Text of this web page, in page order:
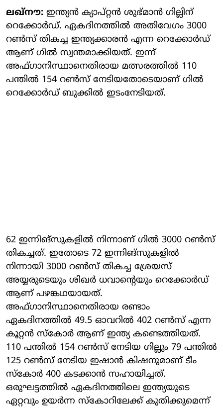
ലഖ്‌നൗ: ഇന്ത്യന്‍ ക്യാപ്റ്റന്‍ ശുഭ്മാന്‍ ഗില്ലിന്
റെക്കോര്‍ഡ്. ഏകദിനത്തില്‍ അതിവേഗം 3000
റണ്‍സ് തികച്ച ഇന്ത്യക്കാരന്‍ എന്ന റെക്കോര്‍ഡ്
ആണ് ഗില്‍ സ്വന്തമാക്കിയത്. ഇന്ന്
അഫ്ഗാനിസ്ഥാനെതിരായ മത്സരത്തില്‍ 110
പന്തില്‍ 154 റണ്‍സ് നേടിയതോടെയാണ് ഗില്‍
റെക്കോര്‍ഡ് ബുക്കില്‍ ഇടംനേടിയത്.
62 ഇന്നിങ്‌സുകളില്‍ നിന്നാണ് ഗില്‍ 3000 റണ്‍സ്
തികച്ചത്. ഇതോടെ 72 ഇന്നിങ്‌സുകളില്‍
നിന്നായി 3000 റണ്‍സ് തികച്ച ശ്രേയസ്
അയ്യരുടെയും ശിഖര്‍ ധവാന്റെയും റെക്കോര്‍ഡ്
ആണ് പഴങ്കഥയായത്.
അഫ്ഗാനിസ്ഥാനെതിരായ രണ്ടാം
ഏകദിനത്തില്‍ 49.5 ഓവറില്‍ 402 റണ്‍സ് എന്ന
കൂറ്റന്‍ സ്‌കോര്‍ ആണ് ഇന്ത്യ കണ്ടെത്തിയത്.
110 പന്തില്‍ 154 റണ്‍സ് നേടിയ ഗില്ലും 79 പന്തില്‍
125 റണ്‍സ് നേടിയ ഇഷാന്‍ കിഷനുമാണ് ടീം
സ്‌കോര്‍ 400 കടക്കാന്‍ സഹായിച്ചത്.
ഒരുഘട്ടത്തില്‍ ഏകദിനത്തിലെ ഇന്ത്യയുടെ
ഏറ്റവും ഉയര്‍ന്ന സ്‌കോറിലേക്ക് കുതിക്കുമെന്ന്